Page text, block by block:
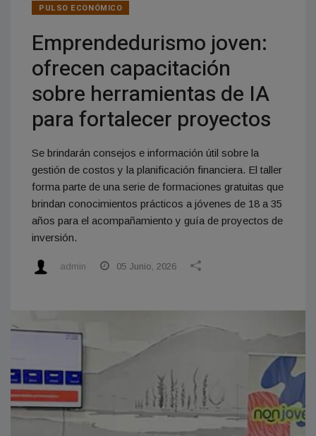
PULSO ECONÓMICO
Emprendedurismo joven:
ofrecen capacitación
sobre herramientas de IA
para fortalecer proyectos
Se brindarán consejos e información útil sobre la
gestión de costos y la planificación financiera. El taller
forma parte de una serie de formaciones gratuitas que
brindan conocimientos prácticos a jóvenes de 18 a 35
años para el acompañamiento y guía de proyectos de
inversión.
admin 05 Junio, 2026